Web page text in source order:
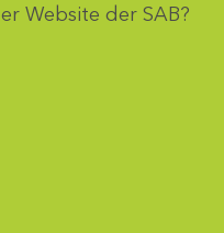
Website der SAB?
auswählen